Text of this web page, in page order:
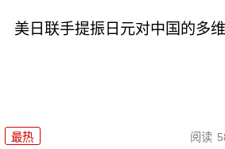
美日联手提振日元对中国的多
最热 阅读